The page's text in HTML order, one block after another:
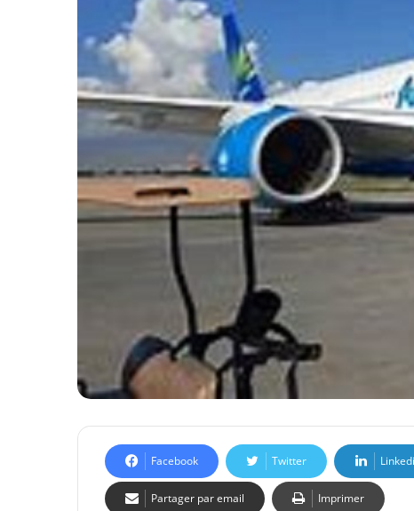
Facebook Twitter
Partager par email Imprimer